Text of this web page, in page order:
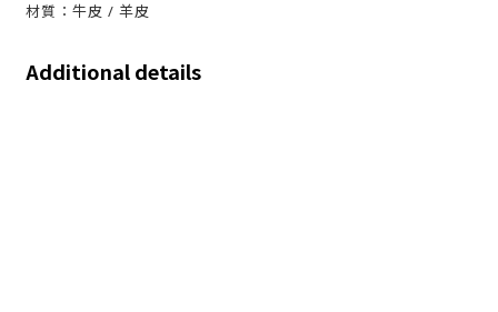
材質：牛皮 / 羊皮
Additional details